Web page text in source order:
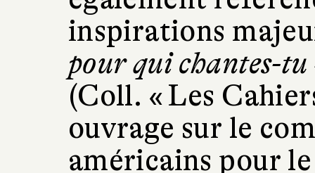
inspirations
pour qui chantes-tu
(Coll. « Les
ouvrage sur le
américains pour